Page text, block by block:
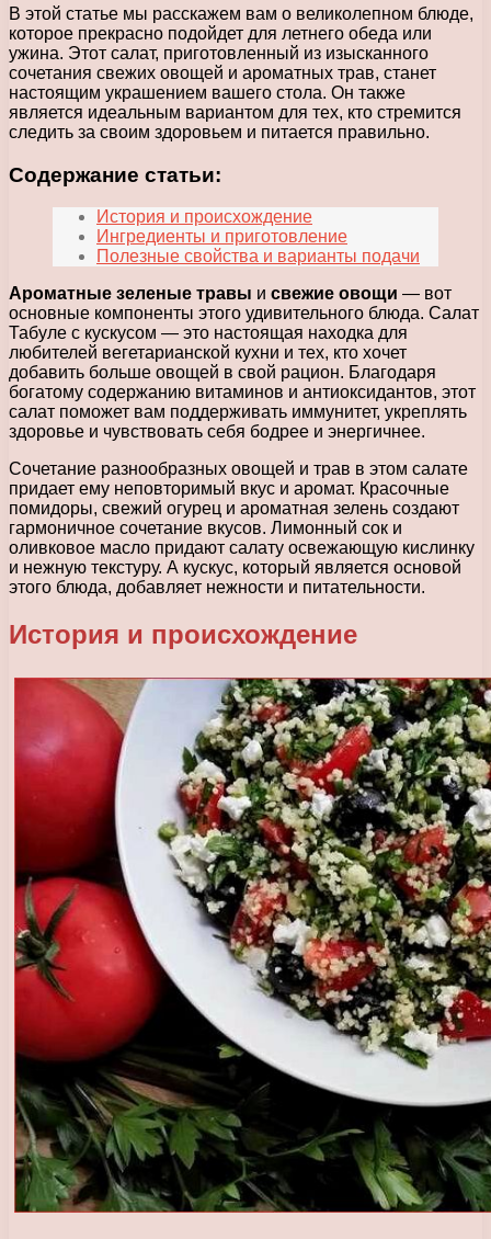
В этой статье мы расскажем вам о великолепном блюде,
которое прекрасно подойдет для летнего обеда или
ужина. Этот салат, приготовленный из изысканного
сочетания свежих овощей и ароматных трав, станет
настоящим украшением вашего стола. Он также
является идеальным вариантом для тех, кто стремится
следить за своим здоровьем и питается правильно.
Содержание статьи:
История и происхождение
Ингредиенты и приготовление
Полезные свойства и варианты подачи
Ароматные зеленые травы и свежие овощи — вот
основные компоненты этого удивительного блюда. Салат
Табуле с кускусом — это настоящая находка для
любителей вегетарианской кухни и тех, кто хочет
добавить больше овощей в свой рацион. Благодаря
богатому содержанию витаминов и антиоксидантов, этот
салат поможет вам поддерживать иммунитет, укреплять
здоровье и чувствовать себя бодрее и энергичнее.
Сочетание разнообразных овощей и трав в этом салате
придает ему неповторимый вкус и аромат. Красочные
помидоры, свежий огурец и ароматная зелень создают
гармоничное сочетание вкусов. Лимонный сок и
оливковое масло придают салату освежающую кислинку
и нежную текстуру. А кускус, который является основой
этого блюда, добавляет нежности и питательности.
История и происхождение